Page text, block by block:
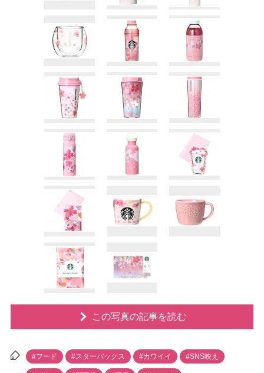
この写真の記事を読む
#フード #スターバックス #カワイイ #SNS映え